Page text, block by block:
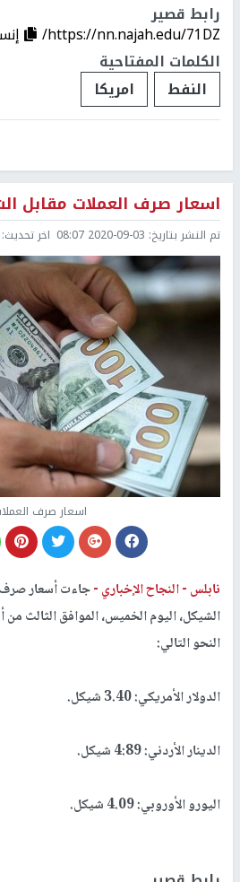
رابط قصير
https://nn.najah.edu/71DZ/
الكلمات المفتاحية
النفط
امريكا
اسعار صرف العملات مقابل
تم النشر بتاريخ: 2020-09-03 08:07 اخر تحديث:
اسعار صرف
نابلس -النجاح الإخباري -جاءت أسعار صرف
النحو التالي:
الدولار الأمريكي: 3.40 شيكل.
الدينار الأردني: 4:89 شيكل.
اليورو الأوروبي: 4.09 شيكل.